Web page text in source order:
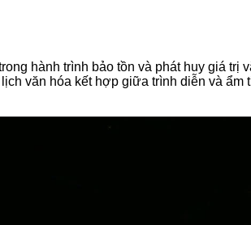
hành trình bảo tồn và phát huy giá trị
văn hóa kết hợp giữa trình diễn và